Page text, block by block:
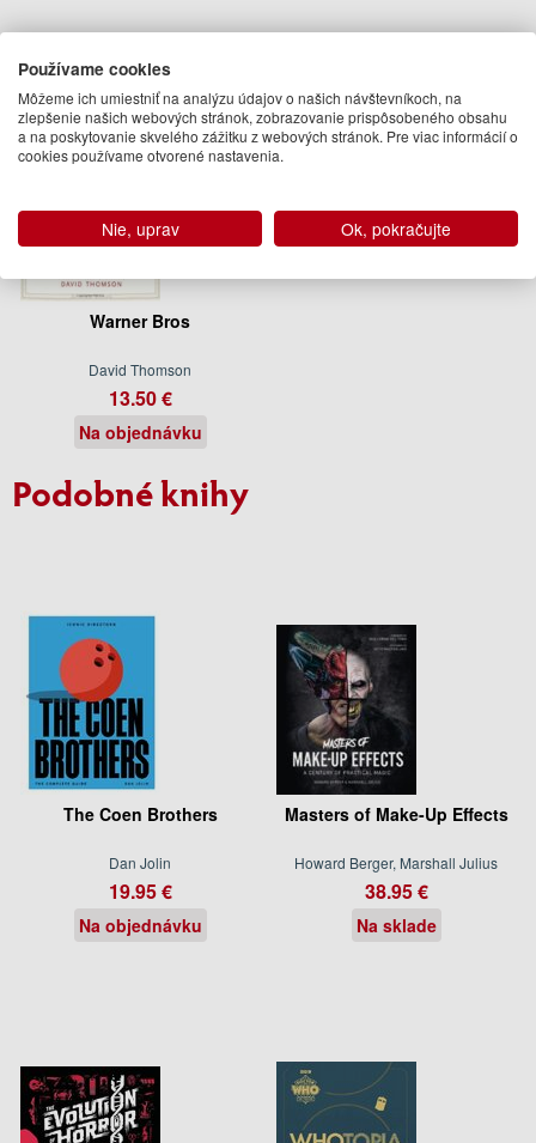
Warner Bros
David Thomson
13.50 €
Na objednávku
Podobné knihy
The Coen Brothers
Dan Jolin
19.95 €
Na objednávku
Masters of Make-Up Effects
Howard Berger, Marshall Julius
38.95 €
Na sklade
Používame cookies
Môžeme ich umiestniť na analýzu údajov o našich návštevníkoch, na
zlepšenie našich webových stránok, zobrazovanie prispôsobeného obsahu
a na poskytovanie skvelého zážitku z webových stránok. Pre viac informácií o
cookies používame otvorené nastavenia.
Nie, uprav Ok, pokračujte